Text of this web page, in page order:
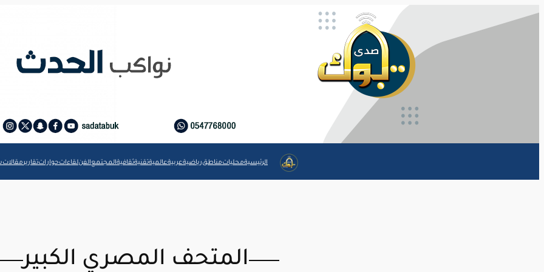
تخطى
الرئيسيةمحلياتمناطقرياضيةعربيةعالميةتقنيةثقافيةالمجتمعالفنلقاءاتحواراتتقاريرمقالات
المتحف المصري الكبير